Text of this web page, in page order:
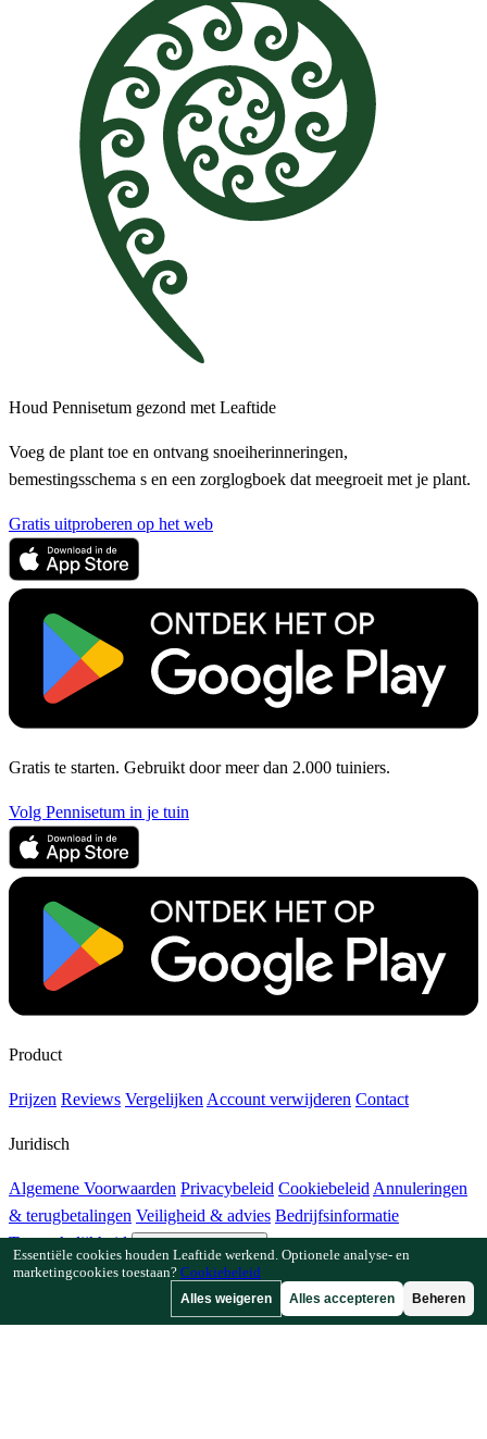
Houd Pennisetum gezond met Leaftide
Voeg de plant toe en ontvang snoeiherinneringen,
bemestingsschema s en een zorglogboek dat meegroeit met je plant.
Gratis uitproberen op het web
Gratis te starten. Gebruikt door meer dan 2.000 tuiniers.
Volg Pennisetum in je tuin
Product
Prijzen Reviews Vergelijken Account verwijderen Contact
Juridisch
Algemene Voorwaarden Privacybeleid Cookiebeleid Annuleringen
& terugbetalingen Veiligheid & advies Bedrijfsinformatie
Toegankelijkheid
Cookie-instellingen
Essentiële cookies houden Leaftide werkend. Optionele analyse- en
marketingcookies toestaan? Cookiebeleid
Alles weigeren Alles accepteren Beheren